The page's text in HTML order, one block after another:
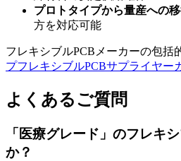
プロトタイプから量産への
方を対応可能
フレキシブルPCBメーカーの包括
プフレキシブルPCBサプライヤー
よくあるご質問
「医療グレード」のフレキ
か？